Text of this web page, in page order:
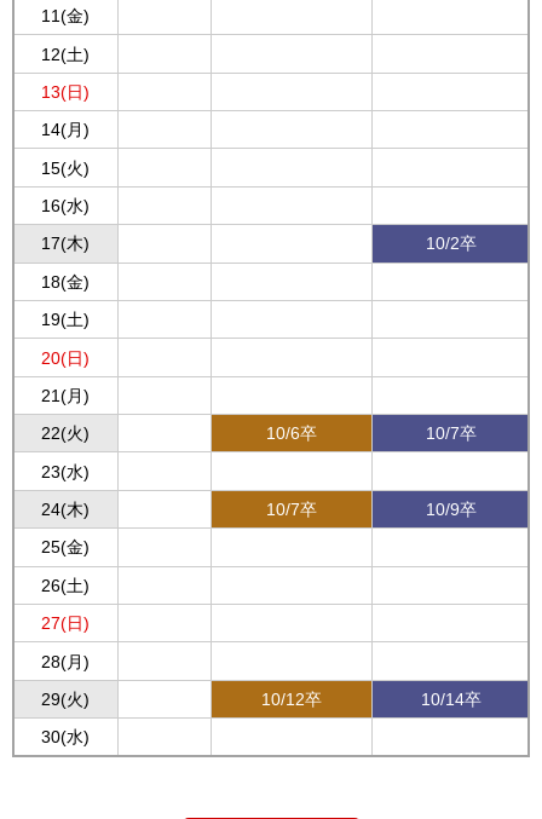
11(金)
12(土)
13(日)
14(月)
15(火)
16(水)
17(木)
10/2卒
18(金)
19(土)
20(日)
21(月)
22(火)
10/6卒
10/7卒
23(水)
24(木)
10/7卒
10/9卒
25(金)
26(土)
27(日)
28(月)
29(火)
10/12卒
10/14卒
30(水)